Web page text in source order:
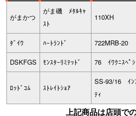
がまかつ
がま磯 ﾒﾀﾙｷｬ
ｽﾄ
110XH
ﾀﾞｲﾜ ﾊｰﾄﾗﾝﾄﾞ 722MRB-20
DSKFGS ﾓﾝｽﾀｰﾘﾐﾃｯﾄﾞ 76 ｲﾜｸﾆｽﾍﾟｼ
ﾛｯﾄﾞｺﾑ ｽﾄﾚｲﾄｼｮｱ
SS-93/16 ｲﾝ
ﾃｨ
上記商品は店頭で